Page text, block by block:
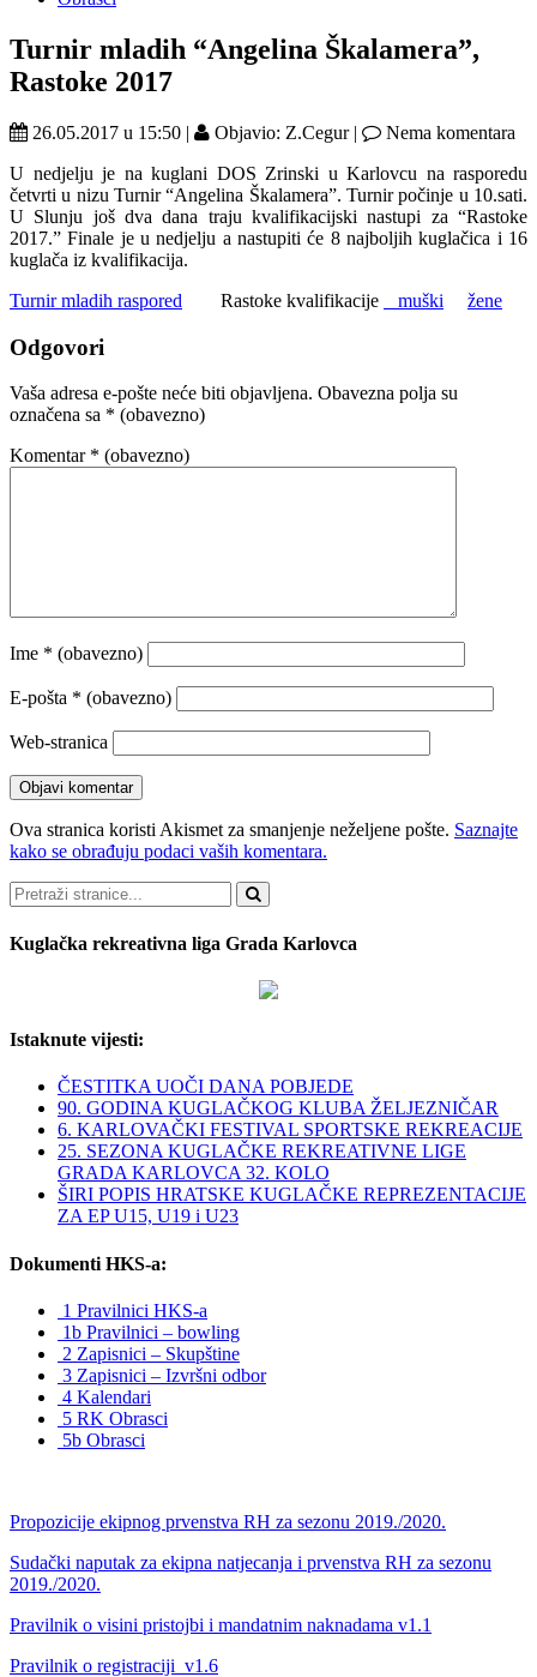
Turnir mladih “Angelina Škalamera”,
Rastoke 2017
26.05.2017 u 15:50 | Objavio: Z.Cegur |
Nema komentara
U nedjelju je na kuglani DOS Zrinski u Karlovcu na rasporedu
četvrti u nizu Turnir “Angelina Škalamera”. Turnir počinje u 10.sati.
U Slunju još dva dana traju kvalifikacijski nastupi za “Rastoke
2017.” Finale je u nedjelju a nastupiti će 8 najboljih kuglačica i 16
kuglača iz kvalifikacija.
Turnir mladih raspored Rastoke kvalifikacije muški žene
Odgovori
Vaša adresa e-pošte neće biti objavljena. Obavezna polja su
označena sa * (obavezno)
Komentar * (obavezno)
Ime * (obavezno)
E-pošta * (obavezno)
Web-stranica
Ova stranica koristi Akismet za smanjenje neželjene pošte. Saznajte
kako se obrađuju podaci vaših komentara.
Pretraži
Kuglačka rekreativna liga Grada Karlovca
Istaknute vijesti:
ČESTITKA UOČI DANA POBJEDE
90. GODINA KUGLAČKOG KLUBA ŽELJEZNIČAR
6. KARLOVAČKI FESTIVAL SPORTSKE REKREACIJE
25. SEZONA KUGLAČKE REKREATIVNE LIGE
GRADA KARLOVCA 32. KOLO
ŠIRI POPIS HRATSKE KUGLAČKE REPREZENTACIJE
ZA EP U15, U19 i U23
Dokumenti HKS-a:
1 Pravilnici HKS-a
1b Pravilnici – bowling
2 Zapisnici – Skupštine
3 Zapisnici – Izvršni odbor
4 Kalendari
5 RK Obrasci
5b Obrasci
Propozicije ekipnog prvenstva RH za sezonu 2019./2020.
Sudački naputak za ekipna natjecanja i prvenstva RH za sezonu
2019./2020.
Pravilnik o visini pristojbi i mandatnim naknadama v1.1
Pravilnik o registraciji_v1.6